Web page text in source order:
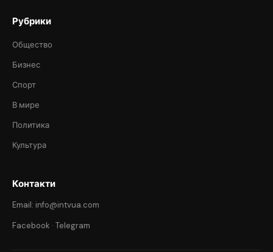
Рубрики
Общество
Бизнес
Спорт
В мире
Политика
Культура
Контакти
Email: info@intvua.com
Facebook · Telegram